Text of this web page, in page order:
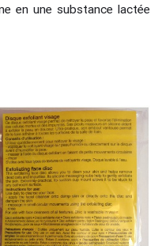
en une substance lactée